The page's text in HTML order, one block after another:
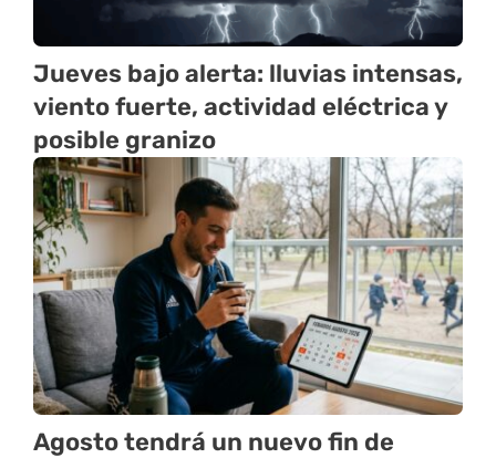
Jueves bajo alerta: lluvias intensas,
viento fuerte, actividad eléctrica y
posible granizo
Agosto tendrá un nuevo fin de